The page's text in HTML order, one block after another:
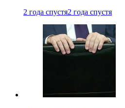
2 года спустя2 года спустя